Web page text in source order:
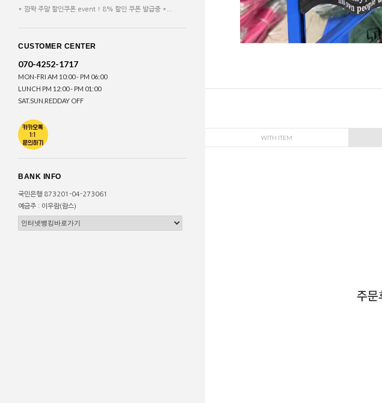
* 깜짝 주말 할인쿠폰 event ! 8% 할인 쿠폰 발급중 *...
CUSTOMER CENTER
070-4252-1717
MON-FRI AM 10:00 - PM 06:00
LUNCH PM 12:00 - PM 01:00
SAT.SUN.REDDAY OFF
BANK INFO
국민은행 873201-04-273061
예금주 : 이우람(람스)
WITH ITEM